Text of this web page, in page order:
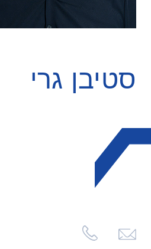
סטיבן גרי
לחצו
לשליחת